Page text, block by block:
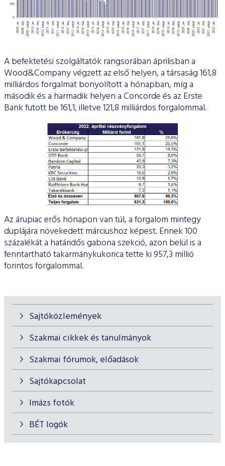
Sajtóközlemények
Szakmai cikkek és tanulmányok
Szakmai fórumok, előadások
Sajtókapcsolat
Imázs fotók
BÉT logók
A befektetési szolgáltatók rangsorában áprilisban a
Wood&Company végzett az első helyen, a társaság 161,8
milliárdos forgalmat bonyolított a hónapban, míg a
második és a harmadik helyen a Concorde és az Erste
Bank futott be 161,1, illetve 121,8 milliárdos forgalommal.
Az árupiac erős hónapon van túl, a forgalom mintegy
duplájára növekedett márciushoz képest. Ennek 100
százalékát a határidős gabona szekció, azon belül is a
fenntartható takarmánykukorica tette ki 957,3 millió
forintos forgalommal.